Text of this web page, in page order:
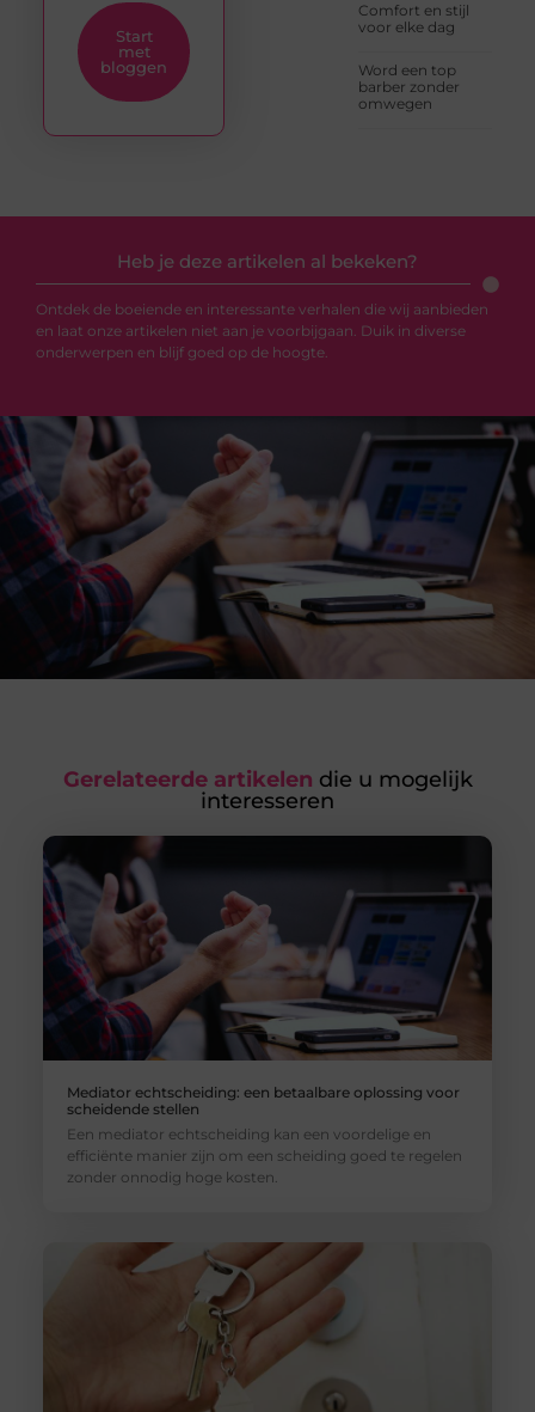
Comfort en stijl
voor elke dag
Word een top
barber zonder
omwegen
Start
met
bloggen
Heb je deze artikelen al bekeken?
Ontdek de boeiende en interessante verhalen die wij aanbieden
en laat onze artikelen niet aan je voorbijgaan. Duik in diverse
onderwerpen en blijf goed op de hoogte.
Gerelateerde artikelen die u mogelijk
interesseren
Mediator echtscheiding: een betaalbare oplossing voor
scheidende stellen
Een mediator echtscheiding kan een voordelige en
efficiënte manier zijn om een scheiding goed te regelen
zonder onnodig hoge kosten.